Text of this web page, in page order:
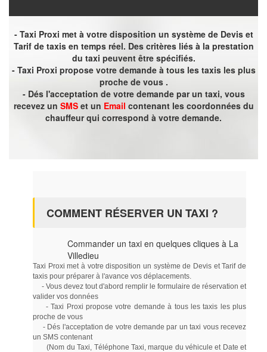
- Taxi Proxi met à votre disposition un système de Devis et
Tarif de taxis en temps réel. Des critères liés à la prestation
du taxi peuvent être spécifiés.
- Taxi Proxi propose votre demande à tous les taxis les plus
proche de vous .
- Dés l'acceptation de votre demande par un taxi, vous
recevez un SMSet un Email contenant les coordonnées du
chauffeur qui correspond à votre demande.
COMMENT RÉSERVER UN TAXI ?
Commander un taxi en quelques cliques à La
Villedieu
Taxi Proxi met à votre disposition un système de Devis et Tarif de
taxis pour préparer à l'avance vos déplacements.
- Vous devez tout d'abord remplir le formulaire de réservation et
valider vos données
- Taxi Proxi propose votre demande à tous les taxis les plus
proche de vous
- Dés l'acceptation de votre demande par un taxi vous recevez
un SMS contenant
(Nom du Taxi, Téléphone Taxi, marque du véhicule et Date et